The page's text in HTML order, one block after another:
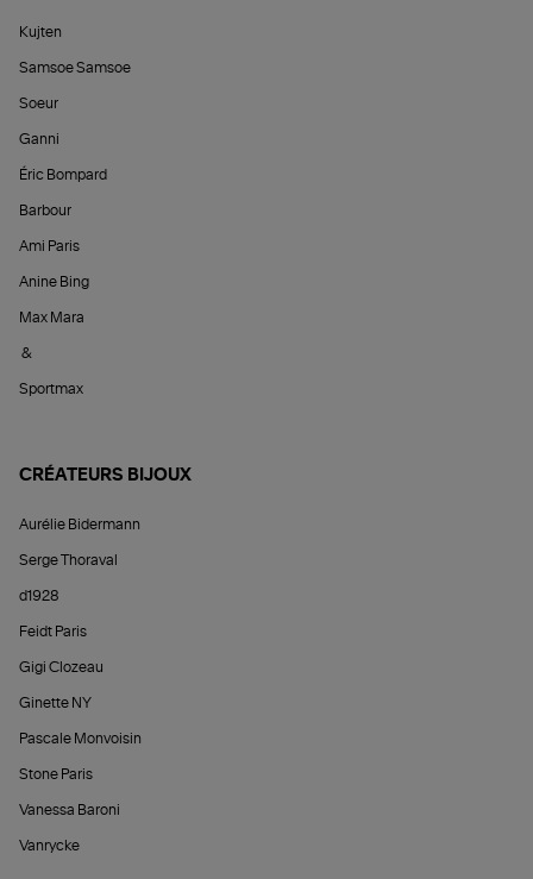
Kujten
Samsoe Samsoe
Soeur
Ganni
Éric Bompard
Barbour
Ami Paris
Anine Bing
Max Mara
&
Sportmax
CRÉATEURS BIJOUX
Aurélie Bidermann
Serge Thoraval
d1928
Feidt Paris
Gigi Clozeau
Ginette NY
Pascale Monvoisin
Stone Paris
Vanessa Baroni
Vanrycke